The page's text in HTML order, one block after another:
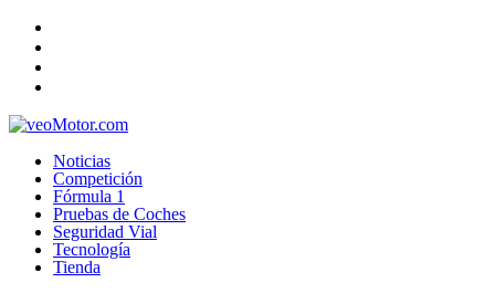
Noticias
Competición
Fórmula 1
Pruebas de Coches
Seguridad Vial
Tecnología
Tienda